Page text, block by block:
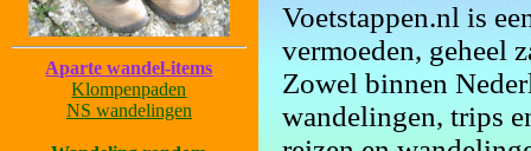
Aparte wandel-items
Klompenpaden
NS wandelingen
Voetstappen.nl is
vermoeden, geheel
Zowel binnen
wandelingen, trips